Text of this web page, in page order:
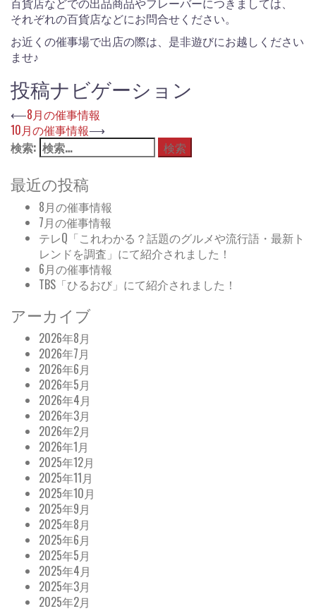
それぞれの百貨店などにお問合せください。
お近くの催事場で出店の際は、是非遊びにお越しください
ませ♪
投稿ナビゲーション
⟵8月の催事情報
10月の催事情報⟶
検索:
最近の投稿
8月の催事情報
7月の催事情報
テレQ「これわかる？話題のグルメや流行語・最新ト
レンドを調査」にて紹介されました！
6月の催事情報
TBS「ひるおび」にて紹介されました！
アーカイブ
2026年8月
2026年7月
2026年6月
2026年5月
2026年4月
2026年3月
2026年2月
2026年1月
2025年12月
2025年11月
2025年10月
2025年9月
2025年8月
2025年6月
2025年5月
2025年4月
2025年3月
2025年2月